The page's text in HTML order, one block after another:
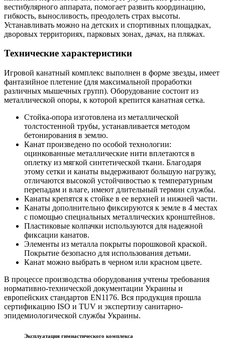
вестибулярного аппарата, помогает развить координацию,
гибкость, выносливость, преодолеть страх высоты.
Устанавливать можно на детских и спортивных площадках,
дворовых территориях, парковых зонах, дачах, на пляжах.
Технические характеристики
Игровой канатный комплекс выполнен в форме звезды, имеет
фантазийное плетение (для максимальной проработки
различных мышечных групп). Оборудование состоит из
металлической опоры, к которой крепится канатная сетка.
Стойка-опора изготовлена ​​из металлической
толстостенной трубы, устанавливается методом
бетонирования в землю.
Канат произведено по особой технологии:
оцинкованные металлические нити вплетаются в
оплетку из мягкой синтетической ткани. Благодаря
этому сетки и канаты выдерживают большую нагрузку,
отличаются высокой устойчивостью к температурным
перепадам и влаге, имеют длительный термин службы.
Канаты крепятся к стойке в ее верхней и нижней части.
Канаты дополнительно фиксируются к земле в 4 местах
с помощью специальных металлических кронштейнов.
Пластиковые колпачки используются для надежной
фиксации канатов.
Элементы из металла покрыты порошковой краской.
Покрытие безопасно для использования детьми.
Канат можно выбрать в черном или красном цвете.
В процессе производства оборудования учтены требования
нормативно-технической документации Украины и
европейских стандартов EN1176. Вся продукция прошла
сертификацию ISO и TUV и экспертизу санитарно-
эпидемиологической службы Украины.
Эксплуатация гимнастического комплекса